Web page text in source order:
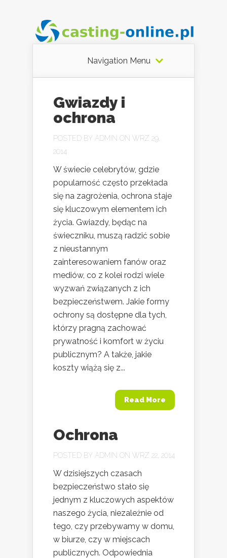
Navigation Menu
Gwiazdy i
ochrona
POSTED BY ADMIN ON WRZ 29,
2014
W świecie celebrytów, gdzie
popularność często przekłada
się na zagrożenia, ochrona staje
się kluczowym elementem ich
życia. Gwiazdy, będąc na
świeczniku, muszą radzić sobie
z nieustannym
zainteresowaniem fanów oraz
mediów, co z kolei rodzi wiele
wyzwań związanych z ich
bezpieczeństwem. Jakie formy
ochrony są dostępne dla tych,
którzy pragną zachować
prywatność i komfort w życiu
publicznym? A także, jakie
koszty wiążą się z...
Read More
Ochrona
POSTED BY ADMIN ON WRZ 22, 2014
W dzisiejszych czasach
bezpieczeństwo stało się
jednym z kluczowych aspektów
naszego życia, niezależnie od
tego, czy przebywamy w domu,
w biurze, czy w miejscach
publicznych. Odpowiednia